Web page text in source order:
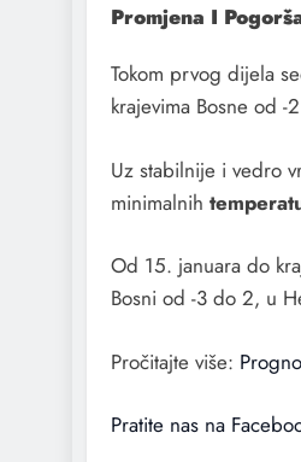
Promjena I
Tokom prvog dijela
krajevima Bosne od
Uz stabilnije i vedro
minimalnih
Od 15. januara do
Bosni od -3 do 2, u
Pročitajte više:
Pratite nas na